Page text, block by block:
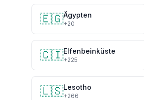
🇪🇬Ägypten
+20
🇨🇮Elfenbeinküste
+225
🇱🇸Lesotho
+266